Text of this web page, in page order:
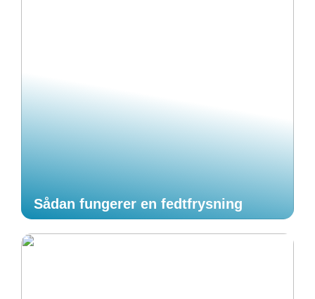
Sådan fungerer en fedtfrysning